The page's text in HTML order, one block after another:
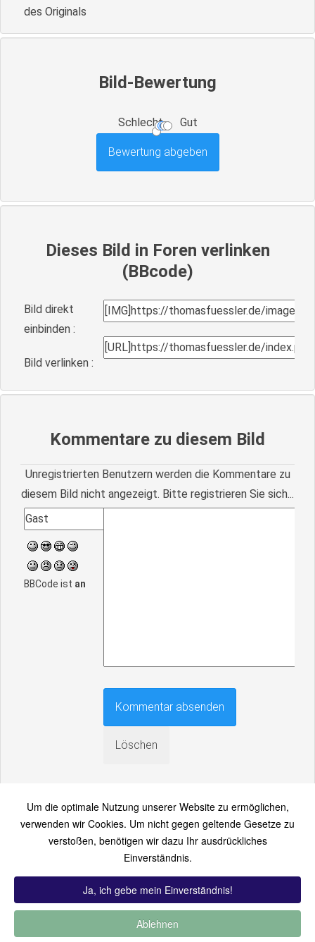
des Originals
Bild-Bewertung
Schlecht Gut
Dieses Bild in Foren verlinken
(BBcode)
Bild direkt
einbinden :
Bild verlinken :
Kommentare zu diesem Bild
Unregistrierten Benutzern werden die Kommentare zu
diesem Bild nicht angezeigt. Bitte registrieren Sie sich...
BBCode ist an
An einen Freund senden
Bitte loggen Sie sich zuerst ein...
Um die optimale Nutzung unserer Website zu ermöglichen,
verwenden wir Cookies. Um nicht gegen geltende Gesetze zu
verstoßen, benötigen wir dazu Ihr ausdrückliches
Einverständnis.
Ja, ich gebe mein Einverständnis!
Ablehnen